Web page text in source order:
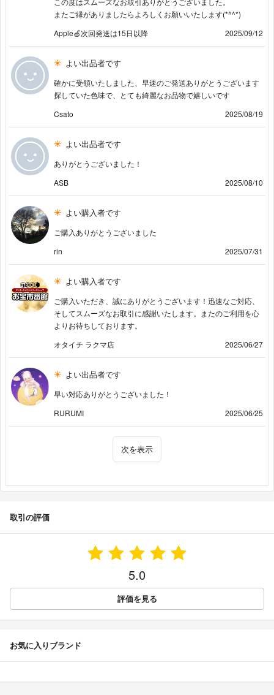
またご縁がありましたらよろしくお願いいたします(*^^*)
Apple🍏次回発送は15日以降
2025/09/12
よい出品者です
確かに受領いたしました、早速のご発送ありがとうございます
探していた色味で、とても綺麗なお品物で嬉しいです
Csato
2025/08/19
よい出品者です
ありがとうございました！
ASB
2025/08/10
よい購入者です
ご購入ありがとうございました
rin
2025/07/31
よい購入者です
ご購入いただき、誠にありがとうございます！迅速なご対応、
そしてスムーズなお取引に感謝いたします。またのご利用を心
よりお待ちしております。
オタイチ ラクマ店
2025/06/27
よい出品者です
早い対応ありがとうございました！
RURUMI
2025/06/25
次を表示
取引の評価
5.0
評価を見る
お気に入りブランド